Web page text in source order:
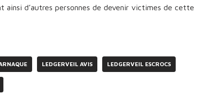
ainsi d’autres personnes de devenir victimes de cette
LEDGERVEIL AVIS LEDGERVEIL ESCROCS